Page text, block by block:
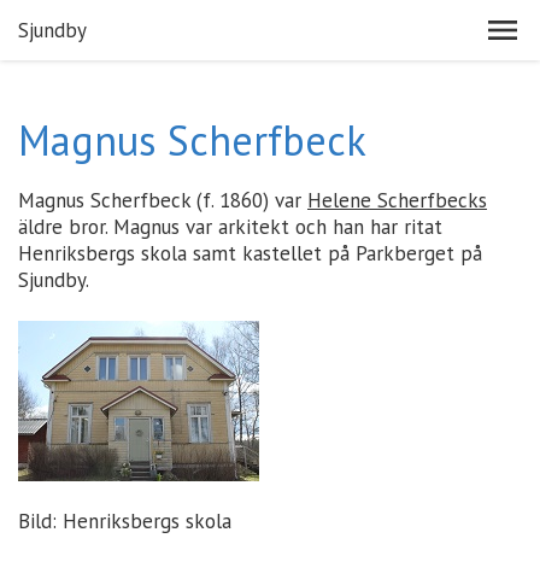
Sjundby
Magnus Scherfbeck
Magnus Scherfbeck (f. 1860) var Helene Scherfbecks
äldre bror. Magnus var arkitekt och han har ritat
Henriksbergs skola samt kastellet på Parkberget på
Sjundby.
Bild: Henriksbergs skola